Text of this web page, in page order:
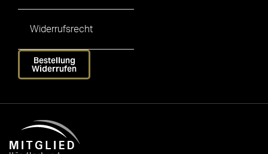
Widerrufsrecht
Bestellung
Widerrufen